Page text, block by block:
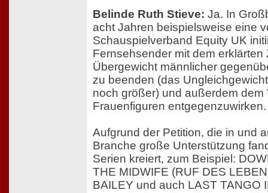
Belinde Ruth Stieve: Ja. In
acht Jahren beispielsweise eine
Schauspielverband Equity UK
Fernsehsender mit dem erklärten
Übergewicht männlicher
zu beenden (das
noch größer) und außerdem dem
Frauenfiguren entgegenzuwirken.
Aufgrund der Petition, die in und
Branche große Unterstützung
Serien kreiert, zum Beispiel:
THE MIDWIFE (RUF DES
BAILEY und auch LAST TANGO